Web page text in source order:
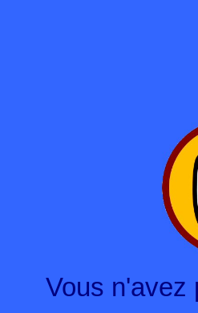
Vous n'avez